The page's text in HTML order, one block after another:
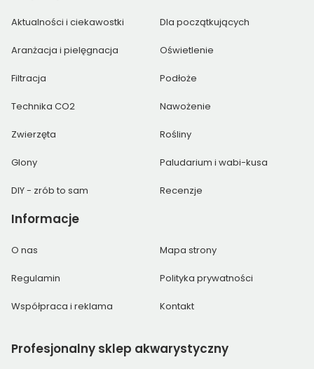
Aktualności i ciekawostki Dla początkujących
Aranżacja i pielęgnacja Oświetlenie
Filtracja Podłoże
Technika CO2 Nawożenie
Zwierzęta Rośliny
Glony Paludarium i wabi-kusa
DIY - zrób to sam Recenzje
Informacje
O nas Mapa strony
Regulamin Polityka prywatności
Współpraca i reklama Kontakt
Profesjonalny sklep akwarystyczny